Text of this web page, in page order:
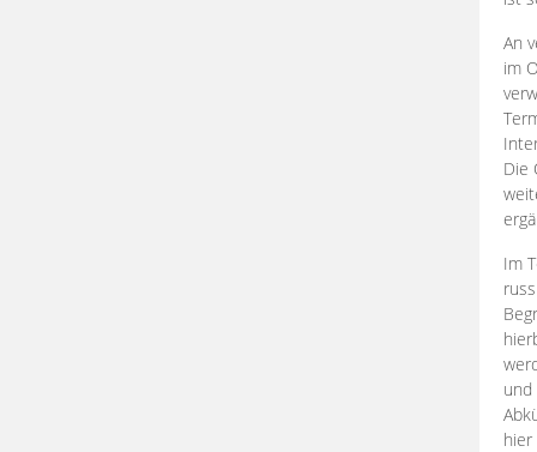
An
im
Die
Im
und